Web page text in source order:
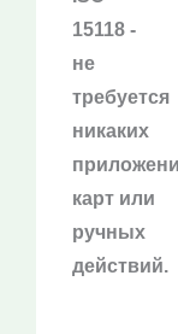
15118 -
не
требуется
никаких
карт или
ручных
действий.